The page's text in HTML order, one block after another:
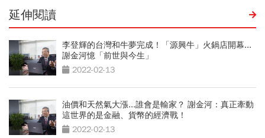
延伸閱讀
李登輝的台灣和牛夢完成！「源興牛」火鍋店開幕...
謝金河憶「前世與今生」
2022-02-13
油價和天然氣大漲...誰會是輸家？ 謝金河：真正牽動
這世界的是金融、貨幣的經濟戰！
2022-02-13